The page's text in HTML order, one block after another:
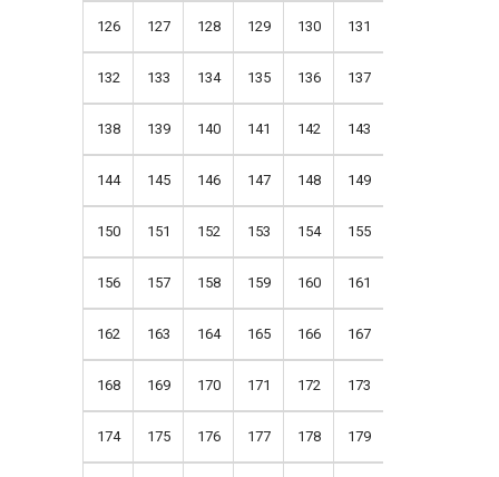
126 127 128 129 130 131
132 133 134 135 136 137
138 139 140 141 142 143
144 145 146 147 148 149
150 151 152 153 154 155
156 157 158 159 160 161
162 163 164 165 166 167
168 169 170 171 172 173
174 175 176 177 178 179